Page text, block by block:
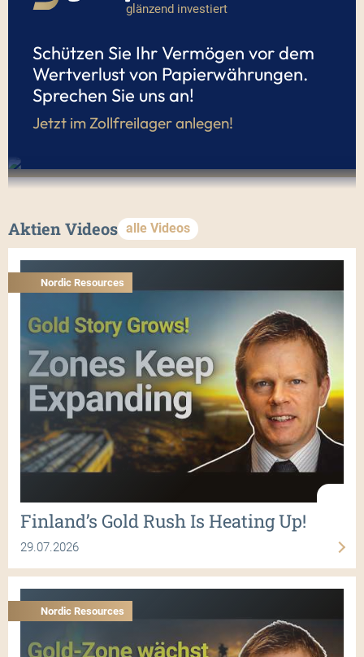
glänzend investiert
Schützen Sie Ihr Vermögen vor dem
Wertverlust von Papierwährungen.
Sprechen Sie uns an!
Jetzt im Zollfreilager anlegen!
Aktien Videos alle Videos
Nordic Resources
Finland’s Gold Rush Is Heating Up!
29.07.2026
Nordic Resources